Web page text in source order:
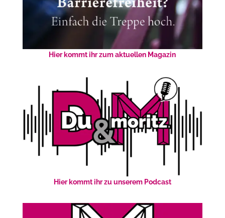
Hier kommt ihr zum aktuellen Magazin
Hier kommt ihr zu unserem Podcast